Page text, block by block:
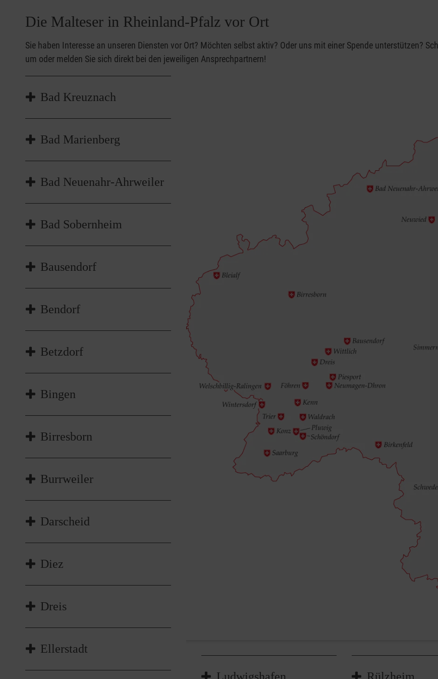
Die Malteser in Rheinland-Pfalz vor Ort
Sie haben Interesse an unseren Diensten vor Ort? Möchten selbst aktiv? Oder uns mit einer Spende unterstützen?
um oder melden Sie sich direkt bei den jeweiligen Ansprechpartnern!
Bad Kreuznach
Michael Brilmayer, ehrenamtlicher
Geschäftsführer
Bad Marienberg
Bad Neuenahr-Ahrweiler
Bad Sobernheim
Joachim Höhn
joachim.hoehn2@malteser.org
Bausendorf
Bendorf
Dirk Kremer, Beauftragter
dirk.kremer@malteser.org
Betzdorf
Mechele Klein, Beauftragte
mechele.klein@malteser.org
Bingen
Günther Wirkus, Beauftragter
guenther.wirkus@malteser.org
Birresborn
Burrweiler
Marcel Handrich
marcel.handrich@malteser.org
Darscheid
Diez
Dreis
Ellerstadt